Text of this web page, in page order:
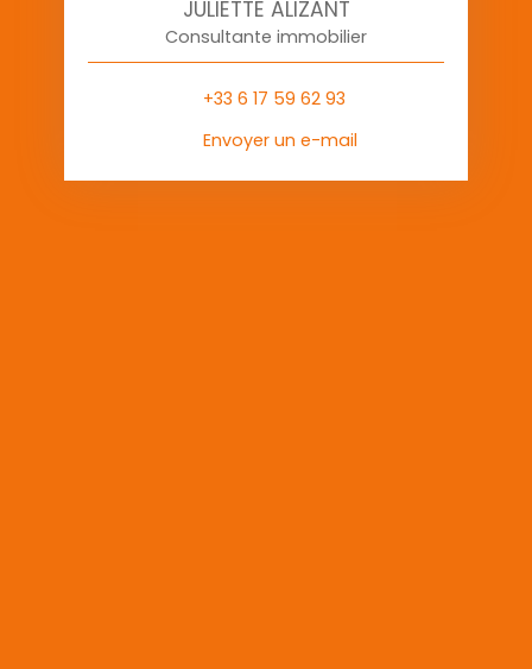
JULIETTE ALIZANT
Consultante immobilier
+33 6 17 59 62 93
Envoyer un e-mail